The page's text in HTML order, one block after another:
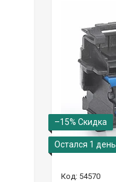
–15%
Остался 1 день
54570